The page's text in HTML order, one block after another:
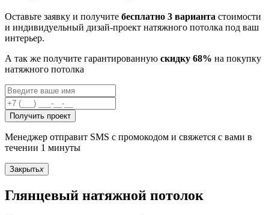
Оставьте заявку и получите бесплатно 3 варианта стоимости
и индивидуельный дизай-проект натяжного потолка под ваш
интерьер.
А так же получите гарантированную скидку 68% на покупку
натяжного потолка
Получить проект
Менеджер отправит SMS с промокодом и свяжется с вами в
течении 1 минуты
Закрытьx
Глянцевый натяжной потолок